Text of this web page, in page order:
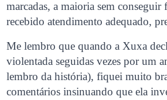
marcadas, a maioria sem conseguir
recebido atendimento adequado,
Me lembro que quando a Xuxa
violentada seguidas vezes por um
lembro da história), fiquei muito
comentários insinuando que ela